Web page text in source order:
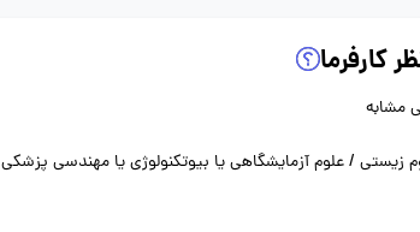
کارفرما
/ علوم آزمایشگاهی یا بیوتکنولوژی یا مهندسی پزشکی